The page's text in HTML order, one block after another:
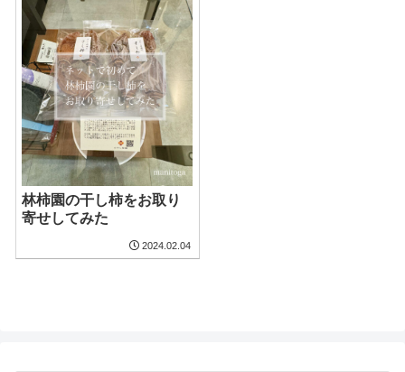
林柿園の干し柿をお取り
寄せしてみた
2024.02.04